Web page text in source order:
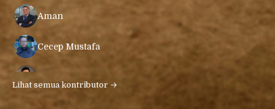
Aman
Cecep Mustafa
Lihat semua kontributor →